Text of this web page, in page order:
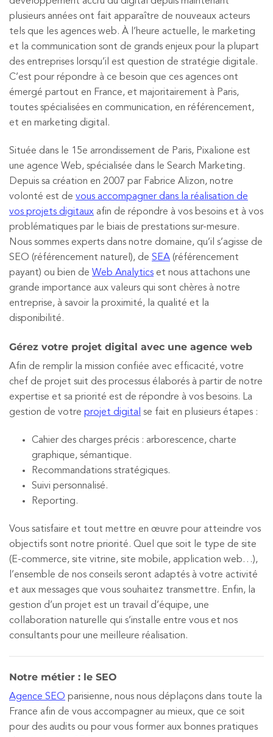
plusieurs années ont fait apparaître de nouveaux acteurs
tels que les agences web. À l’heure actuelle, le marketing
et la communication sont de grands enjeux pour la plupart
des entreprises lorsqu’il est question de stratégie digitale.
C’est pour répondre à ce besoin que ces agences ont
émergé partout en France, et majoritairement à Paris,
toutes spécialisées en communication, en référencement,
et en marketing digital.
Située dans le 15e arrondissement de Paris, Pixalione est
une agence Web, spécialisée dans le Search Marketing.
Depuis sa création en 2007 par Fabrice Alizon, notre
volonté est de vous accompagner dans la réalisation de
vos projets digitaux afin de répondre à vos besoins et à vos
problématiques par le biais de prestations sur-mesure.
Nous sommes experts dans notre domaine, qu’il s’agisse de
SEO (référencement naturel), de SEA (référencement
payant) ou bien de Web Analytics et nous attachons une
grande importance aux valeurs qui sont chères à notre
entreprise, à savoir la proximité, la qualité et la
disponibilité.
Gérez votre projet digital avec une agence web
Afin de remplir la mission confiée avec efficacité, votre
chef de projet suit des processus élaborés à partir de notre
expertise et sa priorité est de répondre à vos besoins. La
gestion de votre projet digital se fait en plusieurs étapes :
Cahier des charges précis : arborescence, charte
graphique, sémantique.
Recommandations stratégiques.
Suivi personnalisé.
Reporting.
Vous satisfaire et tout mettre en œuvre pour atteindre vos
objectifs sont notre priorité. Quel que soit le type de site
(E-commerce, site vitrine, site mobile, application web…),
l’ensemble de nos conseils seront adaptés à votre activité
et aux messages que vous souhaitez transmettre. Enfin, la
gestion d’un projet est un travail d’équipe, une
collaboration naturelle qui s’installe entre vous et nos
consultants pour une meilleure réalisation.
Notre métier : le SEO
Agence SEO parisienne, nous nous déplaçons dans toute la
France afin de vous accompagner au mieux, que ce soit
pour des audits ou pour vous former aux bonnes pratiques